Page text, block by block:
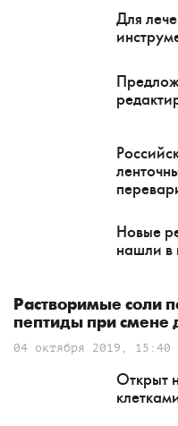
Для
Новые
нашли в
Растворимые соли
пептиды при смене
04 октября 2019, 15:40
Открыт